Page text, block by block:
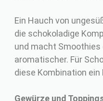
Ein Hauch von
die schokoladige
und macht Smoothies
aromatischer. Für
diese Kombination ein
Gewürze und